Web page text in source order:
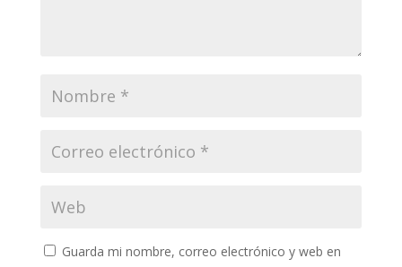
Guarda mi nombre, correo electrónico y web en